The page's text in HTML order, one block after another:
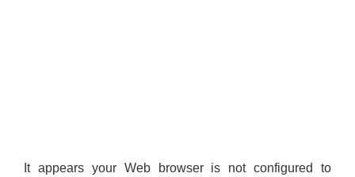
It appears your Web browser is not configured to